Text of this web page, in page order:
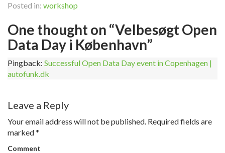
Posted in: workshop
One thought on “Velbesøgt Open
Data Day i København”
Pingback: Successful Open Data Day event in Copenhagen |
autofunk.dk
Leave a Reply
Your email address will not be published. Required fields are
marked*
Comment